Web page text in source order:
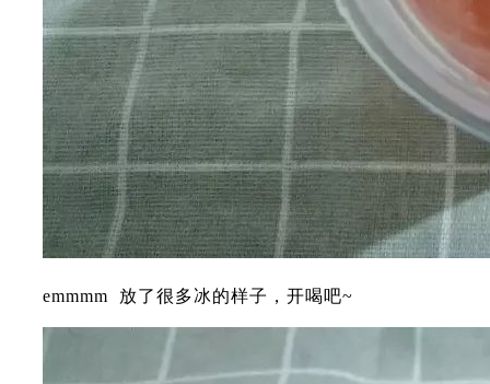
emmmm 放了很多冰的样子，开喝吧~